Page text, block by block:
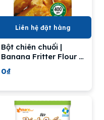
Liên hệ đặt hàng
Bột chiên chuối |
Banana Fritter Flour -
TAKY FOOD
0₫